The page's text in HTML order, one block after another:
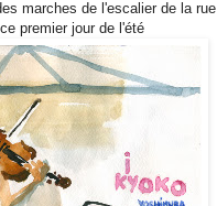
marches de l'escalier de la rue
premier jour de l'été